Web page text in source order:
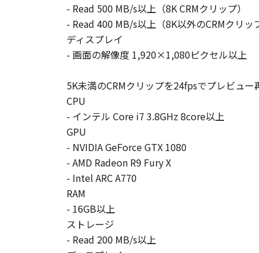
- Read 500 MB/s以上（8K CRMクリップ）
- Read 400 MB/s以上（8K以外のCRMクリッ
ディスプレイ
- 画面の解像度 1,920×1,080ピクセル以上
5K未満のCRMクリップを24fpsでプレビュ
CPU
- インテル Core i7 3.8GHz 8core以上
GPU
- NVIDIA GeForce GTX 1080
- AMD Radeon R9 Fury X
- Intel ARC A770
RAM
- 16GB以上
ストレージ
- Read 200 MB/s以上